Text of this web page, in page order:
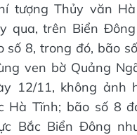
tượng Thủy văn
qua, trên Biển
số 8, trong đó, bão
ven bờ Quảng
12/11, không ảnh
Hà Tĩnh; bão số 8
Bắc Biển Đông